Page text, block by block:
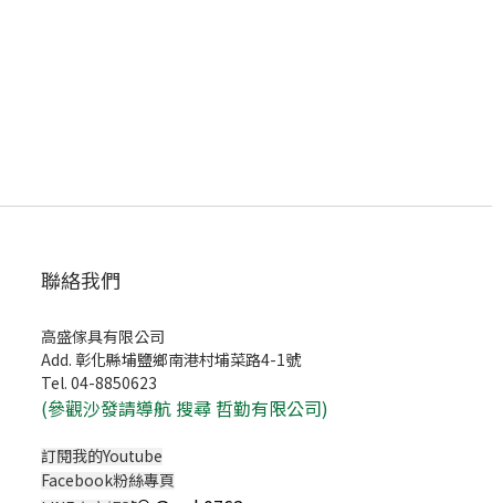
聯絡我們
高盛傢具有限公司
Add. 彰化縣埔鹽鄉南港村埔菜路4-1號
Tel. 04-8850623
(參觀沙發請導航 搜尋 哲勤有限公司)
訂閱我的Youtube
Facebook粉絲專頁